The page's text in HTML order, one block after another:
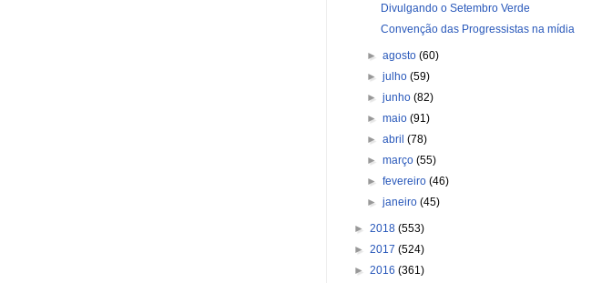
Divulgando o Setembro Verde
Convenção das Progressistas na mídia
►agosto(60)
►julho(59)
►junho(82)
►maio(91)
►abril(78)
►março(55)
►fevereiro(46)
►janeiro(45)
► 2018 (553)
► 2017 (524)
► 2016 (361)